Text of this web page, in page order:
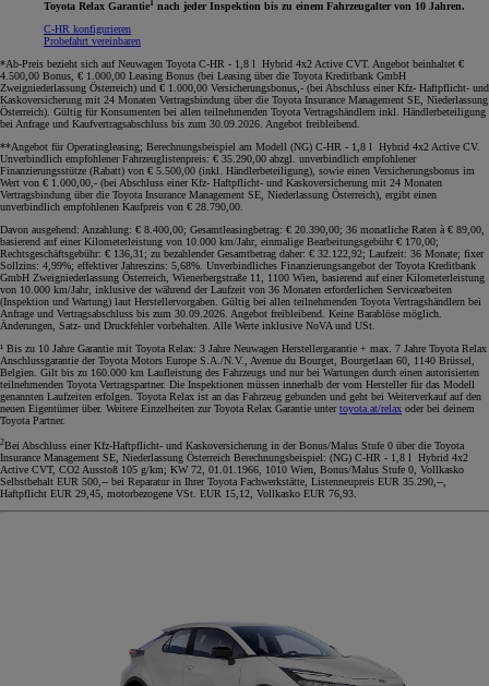
Toyota Relax Garantie
nach jeder Inspektion bis zu einem Fahrzeugalter von 10 Jahren.
C-HR konfigurieren
Probefahrt vereinbaren
*Ab-Preis bezieht sich auf Neuwagen Toyota C-HR - 1,8 l Hybrid 4x2 Active CVT. Angebot beinhaltet €
4.500,00 Bonus, € 1.000,00 Leasing Bonus (bei Leasing über die Toyota Kreditbank GmbH
Zweigniederlassung Österreich) und € 1.000,00 Versicherungsbonus,- (bei Abschluss einer Kfz- Haftpflicht- und
Kaskoversicherung mit 24 Monaten Vertragsbindung über die Toyota Insurance Management SE, Niederlassung
Österreich). Gültig für Konsumenten bei allen teilnehmenden Toyota Vertragshändlern inkl. Händlerbeteiligung
bei Anfrage und Kaufvertragsabschluss bis zum 30.09.2026. Angebot freibleibend
**Angebot für Operatingleasing; Berechnungsbeispiel am Modell (NG) C-HR - 1,8 l Hybrid 4x2 Active CV.
Unverbindlich empfohlener Fahrzeuglistenpreis: € 35.290,00 abzgl. unverbindlich empfohlener
Finanzierungsstütze (Rabatt) von € 5.500,00 (inkl. Händlerbeteiligung), sowie einen Versicherungsbonus im
Wert von € 1.000,00,- (bei Abschluss einer Kfz- Haftpflicht- und Kaskoversicherung mit 24 Monaten
Vertragsbindung über die Toyota Insurance Management SE, Niederlassung Österreich), ergibt einen
unverbindlich empfohlenen Kaufpreis von € 28.790,00.
Davon ausgehend: Anzahlung: € 8.400,00; Gesamtleasingbetrag: € 20.390,00; 36 monatliche Raten à € 89,00,
basierend auf einer Kilometerleistung von 10.000 km/Jahr, einmalige Bearbeitungsgebühr € 170,00;
Rechtsgeschäftsgebühr: € 136,31; zu bezahlender Gesamtbetrag daher: € 32.122,92; Laufzeit: 36 Monate; fixer
Sollzins: 4,99%; effektiver Jahreszins: 5,68%. Unverbindliches Finanzierungsangebot der Toyota Kreditbank
GmbH Zweigniederlassung Österreich, Wienerbergstraße 11, 1100 Wien, basierend auf einer Kilometerleistung
von 10.000 km/Jahr, inklusive der während der Laufzeit von 36 Monaten erforderlichen Servicearbeiten
(Inspektion und Wartung) laut Herstellervorgaben. Gültig bei allen teilnehmenden Toyota Vertragshändlern bei
Anfrage und Vertragsabschluss bis zum 30.09.2026. Angebot freibleibend. Keine Barablöse möglich.
Änderungen, Satz- und Druckfehler vorbehalten. Alle Werte inklusive NoVA und USt
¹ Bis zu 10 Jahre Garantie mit Toyota Relax: 3 Jahre Neuwagen Herstellergarantie + max. 7 Jahre Toyota Relax
Anschlussgarantie der Toyota Motors Europe S.A./N.V., Avenue du Bourget, Bourgetlaan 60, 1140 Brüssel,
Belgien. Gilt bis zu 160.000 km Laufleistung des Fahrzeugs und nur bei Wartungen durch einen autorisierten
teilnehmenden Toyota Vertragspartner. Die Inspektionen müssen innerhalb der vom Hersteller für das Modell
genannten Laufzeiten erfolgen. Toyota Relax ist an das Fahrzeug gebunden und geht bei Weiterverkauf auf den
neuen Eigentümer über. Weitere Einzelheiten zur Toyota Relax Garantie untertoyota.at/relax oder bei deinem
Toyota Partner.
2Bei Abschluss einer Kfz-Haftpflicht- und Kaskoversicherung in der Bonus/Malus Stufe 0 über die Toyota
Insurance Management SE, Niederlassung Österreich Berechnungsbeispiel: (NG) C-HR - 1,8 l Hybrid 4x2
Active CVT, CO2 Ausstoß 105 g/km; KW 72, 01.01.1966, 1010 Wien, Bonus/Malus Stufe 0, Vollkasko
Selbstbehalt EUR 500,-- bei Reparatur in Ihrer Toyota Fachwerkstätte, Listenneupreis EUR 35.290,--,
Haftpflicht EUR 29,45, motorbezogene VSt. EUR 15,12, Vollkasko EUR 76,93.